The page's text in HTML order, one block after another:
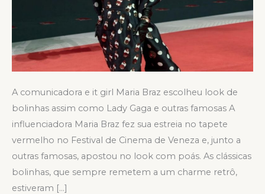
A comunicadora e it girl Maria Braz escolheu look de
bolinhas assim como Lady Gaga e outras famosas A
influenciadora Maria Braz fez sua estreia no tapete
vermelho no Festival de Cinema de Veneza e, junto a
outras famosas, apostou no look com poás. As clássicas
bolinhas, que sempre remetem a um charme retrô,
estiveram […]